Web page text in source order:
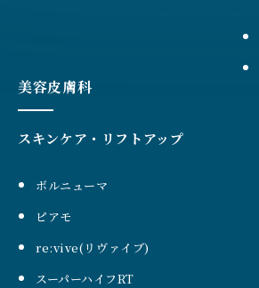
美容皮膚科
スキンケア・リフトアップ
ボルニューマ
ピアモ
re:vive(リヴァイブ)
スーパーハイフRT